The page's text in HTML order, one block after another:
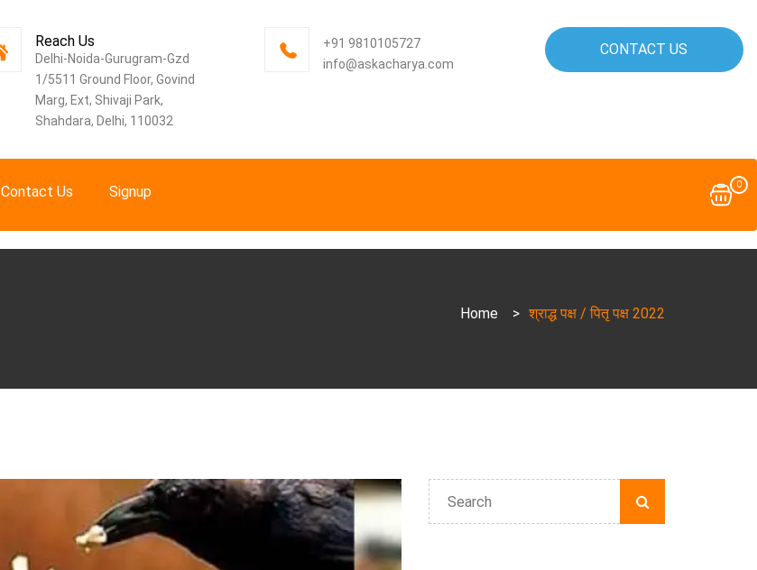
CONTACT US
Reach Us
Delhi-Noida-Gurugram-Gzd
1/5511 Ground Floor, Govind
Marg, Ext, Shivaji Park,
Shahdara, Delhi, 110032
+91 9810105727
info@askacharya.com
Contact Us Signup 0
Home > ​​​​​​​श्राद्ध पक्ष / पितृ पक्ष 2022